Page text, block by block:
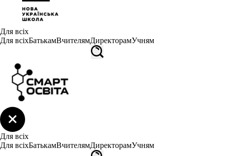
Для всіх
Для всіхБатькамВчителямДиректорамУчням
Для всіх
Для всіхБатькамВчителямДиректорамУчням